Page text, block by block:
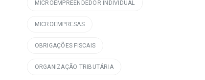
MICROEMPREENDEDOR INDIVIDUAL
MICROEMPRESAS
OBRIGAÇÕES FISCAIS
ORGANIZAÇÃO TRIBUTÁRIA